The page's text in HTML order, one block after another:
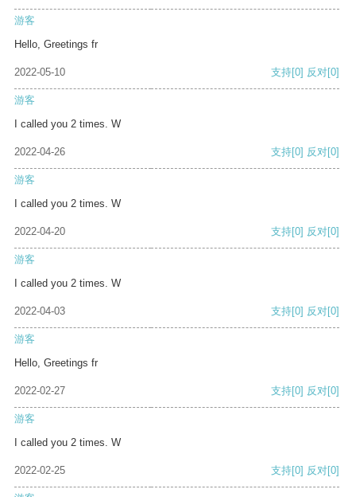
游客
Hello, Greetings fr
2022-05-10 支持[0] 反对[0]
游客
I called you 2 times. W
2022-04-26 支持[0] 反对[0]
游客
I called you 2 times. W
2022-04-20 支持[0] 反对[0]
游客
I called you 2 times. W
2022-04-03 支持[0] 反对[0]
游客
Hello, Greetings fr
2022-02-27 支持[0] 反对[0]
游客
I called you 2 times. W
2022-02-25 支持[0] 反对[0]